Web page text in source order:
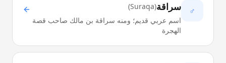
♂ سراقة(
Suraqa
)
اسم عربي قديم؛ ومنه سراقة بن مالك صاحب قصة
الهجرة